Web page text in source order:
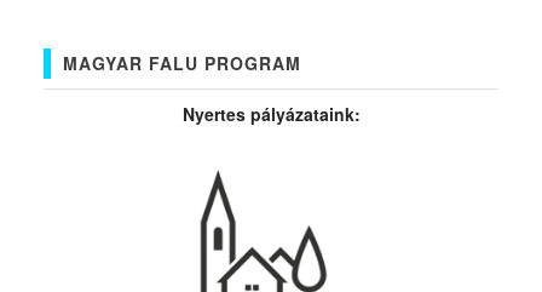
MAGYAR FALU PROGRAM
Nyertes pályázataink: